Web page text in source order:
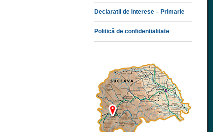
Declaratii de interese – Primarie
Politică de confidențialitate